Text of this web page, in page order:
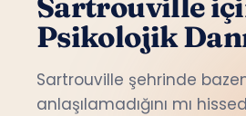
Psikolojik
Sartrouville şehrinde
anlaşılamadığını mı